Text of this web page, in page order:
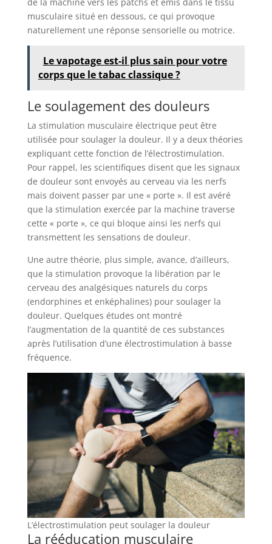
musculaire situé en dessous, ce qui provoque
naturellement une réponse sensorielle ou motrice.
Le vapotage est-il plus sain pour votre
corps que le tabac classique ?
Le soulagement des douleurs
La stimulation musculaire électrique peut être
utilisée pour soulager la douleur. Il y a deux théories
expliquant cette fonction de l’électrostimulation.
Pour rappel, les scientifiques disent que les signaux
de douleur sont envoyés au cerveau via les nerfs
mais doivent passer par une « porte ». Il est avéré
que la stimulation exercée par la machine traverse
cette « porte », ce qui bloque ainsi les nerfs qui
transmettent les sensations de douleur.
Une autre théorie, plus simple, avance, d’ailleurs,
que la stimulation provoque la libération par le
cerveau des analgésiques naturels du corps
(endorphines et enképhalines) pour soulager la
douleur. Quelques études ont montré
l’augmentation de la quantité de ces substances
après l’utilisation d’une électrostimulation à basse
fréquence.
L’électrostimulation peut soulager la douleur
La rééducation musculaire